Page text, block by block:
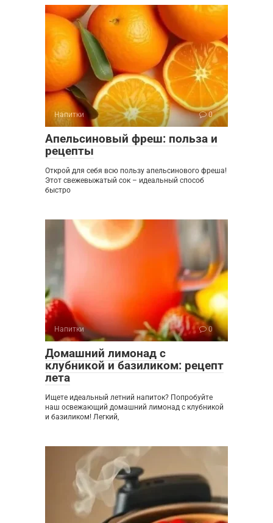
Напитки 0
Апельсиновый фреш: польза и
рецепты
Открой для себя всю пользу апельсинового фреша!
Этот свежевыжатый сок – идеальный способ
быстро
Напитки 0
Домашний лимонад с
клубникой и базиликом: рецепт
лета
Ищете идеальный летний напиток? Попробуйте
наш освежающий домашний лимонад с клубникой
и базиликом! Легкий,